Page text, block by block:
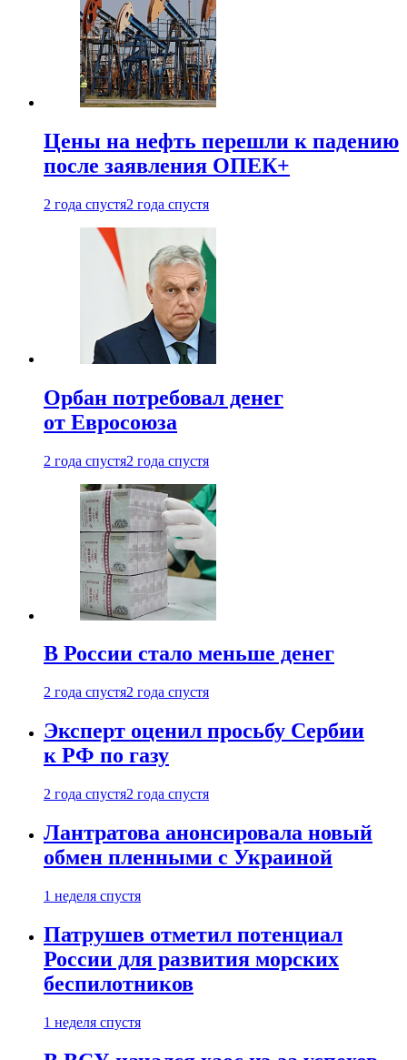
Цены на нефть перешли к падению
после заявления ОПЕК+
2 года спустя2 года спустя
Орбан потребовал денег
от Евросоюза
2 года спустя2 года спустя
В России стало меньше денег
2 года спустя2 года спустя
Эксперт оценил просьбу Сербии
к РФ по газу
2 года спустя2 года спустя
Лантратова анонсировала новый
обмен пленными с Украиной
1 неделя спустя
Патрушев отметил потенциал
России для развития морских
беспилотников
1 неделя спустя